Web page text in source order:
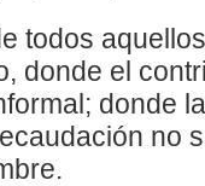
todos
donde el
donde
no